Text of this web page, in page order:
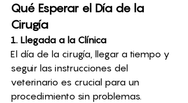
Qué Esperar el Día de la
Cirugía
1. Llegada a la Clínica
El día de la cirugía, llegar a tiempo y
seguir las instrucciones del
veterinario es crucial para un
procedimiento sin problemas.